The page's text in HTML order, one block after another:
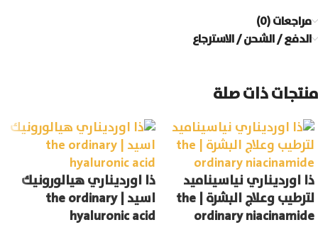
مراجعات (0)
الدفع / الشحن / الاسترجاع
منتجات ذات صلة
ذا اورديناري نياسيناميد
لترطيب وعلاج البشرة | the
ordinary niacinamide
ذا اورديناري هيالورونيك
اسيد | the ordinary
hyaluronic acid